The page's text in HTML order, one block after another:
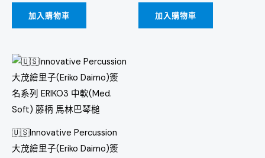
加入購物車 加入購物車
🇺🇸Innovative Percussion
大茂繪里子(Eriko Daimo)簽